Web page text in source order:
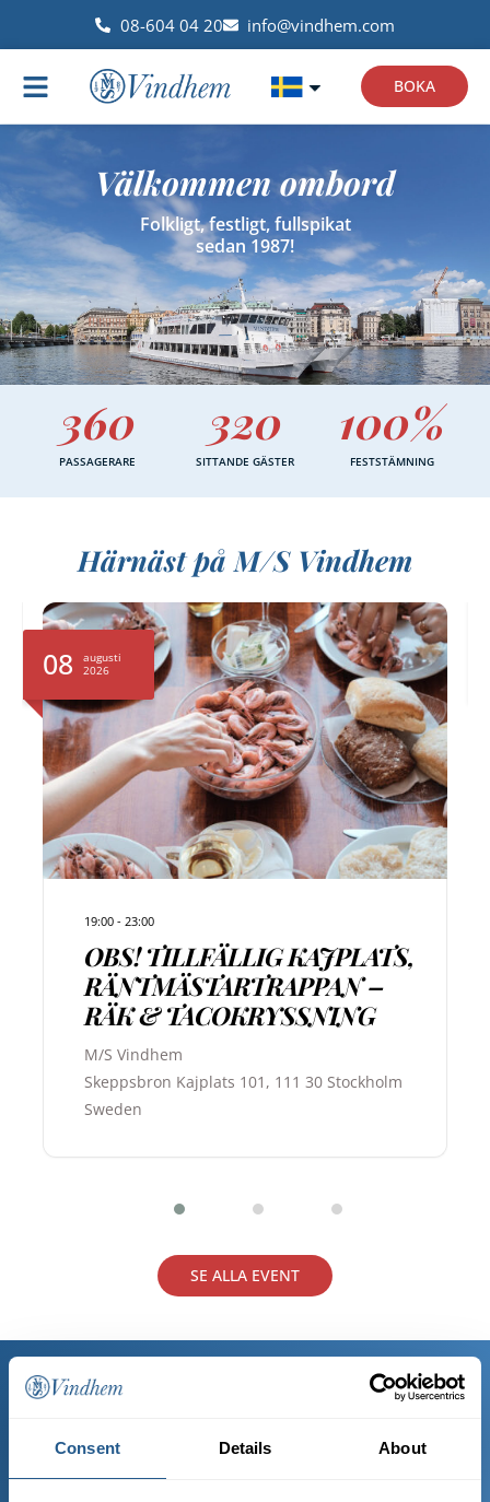
Consent Details About
08-604 04 20 info@vindhem.com
BOKA
Välkommen ombord
Folkligt, festligt, fullspikat
sedan 1987!
PASSAGERARE
360
SITTANDE GÄSTER
320
FESTSTÄMNING
100%
Härnäst på M/S Vindhem
08
augusti
2026
19:00 - 23:00
OBS! TILLFÄLLIG KAJPLATS,
RÄNTMÄSTARTRAPPAN –
RÄK & TACOKRYSSNING
M/S Vindhem
Skeppsbron Kajplats 101, 111 30 Stockholm
Sweden
SE ALLA EVENT
Alltid livemusik och fest
ombord på musikbåten
M/S Vindhem!